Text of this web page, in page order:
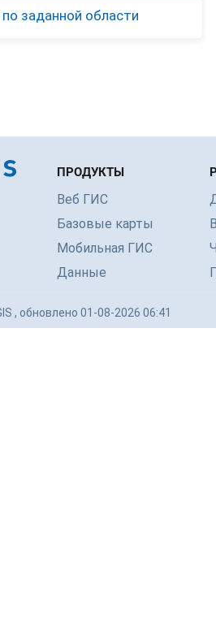
заданной области
ПРОДУКТЫ
Веб ГИС
Базовые карты
Мобильная ГИС
Данные
, обновлено 01-08-2026 06:41